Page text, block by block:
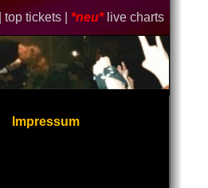
top tickets | *neu* live charts
Impressum